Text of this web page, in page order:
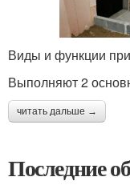
Виды и функции
Выполняют 2
читать дальше →
Последние